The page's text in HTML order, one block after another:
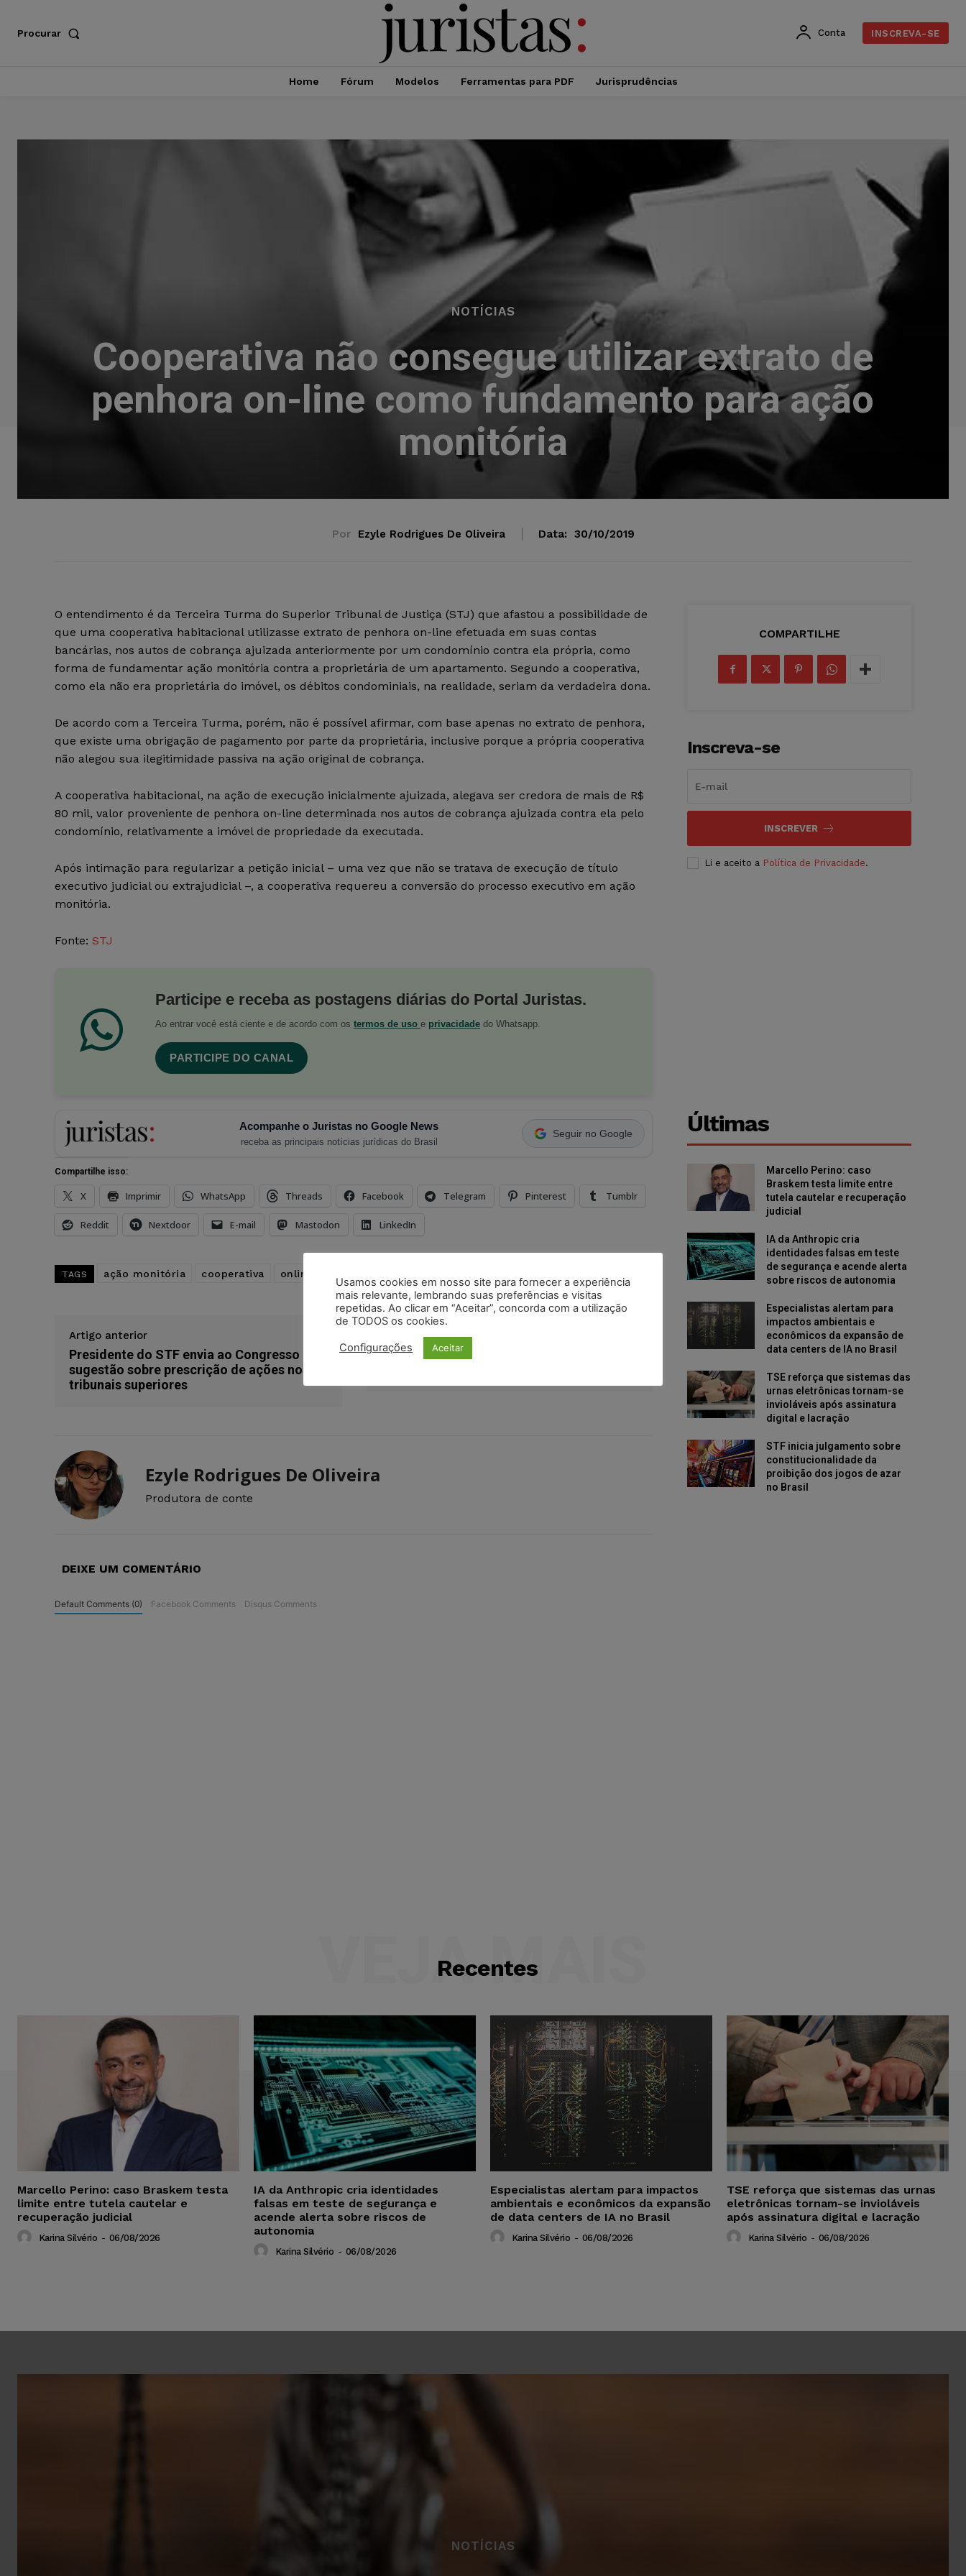
Procurar Conta INSCREVA-SE
Home Fórum Modelos Ferramentas para PDF Jurisprudências
NOTÍCIAS
Cooperativa não consegue utilizar extrato de
penhora on-line como fundamento para ação
monitória
Por Ezyle Rodrigues De Oliveira Data: 30/10/2019
O entendimento é da Terceira Turma do Superior Tribunal de Justiça (STJ) que afastou a possibilidade de
que uma cooperativa habitacional utilizasse extrato de penhora on-line efetuada em suas contas
bancárias, nos autos de cobrança ajuizada anteriormente por um condomínio contra ela própria, como
forma de fundamentar ação monitória contra a proprietária de um apartamento. Segundo a cooperativa,
como ela não era proprietária do imóvel, os débitos condominiais, na realidade, seriam da verdadeira dona.
De acordo com a Terceira Turma, porém, não é possível afirmar, com base apenas no extrato de penhora,
que existe uma obrigação de pagamento por parte da proprietária, inclusive porque a própria cooperativa
não alegou sua ilegitimidade passiva na ação original de cobrança.
A cooperativa habitacional, na ação de execução inicialmente ajuizada, alegava ser credora de mais de R$
80 mil, valor proveniente de penhora on-line determinada nos autos de cobrança ajuizada contra ela pelo
condomínio, relativamente a imóvel de propriedade da executada.
Após intimação para regularizar a petição inicial – uma vez que não se tratava de execução de título
executivo judicial ou extrajudicial –, a cooperativa requereu a conversão do processo executivo em ação
monitória.
Fonte: STJ
Participe e receba as postagens diárias do Portal Juristas.
Ao entrar você está ciente e de acordo com os termos de uso e privacidade do Whatsapp.
PARTICIPE DO CANAL
Acompanhe o Juristas no Google News
receba as principais notícias jurídicas do Brasil
Seguir no Google
Compartilhe isso:
X Imprimir WhatsApp Threads Facebook Telegram Pinterest Tumblr
Reddit Nextdoor E-mail Mastodon LinkedIn
TAGS ação monitória cooperativa online
Artigo anterior
Presidente do STF envia ao Congresso
sugestão sobre prescrição de ações nos
tribunais superiores
Próximo artigo
TRT da 7ª Região (CE) é o primeiro a
Ezyle Rodrigues De Oliveira
Produtora de conte
DEIXE UM COMENTÁRIO
Default Comments (0) Facebook Comments Disqus Comments
COMPARTILHE
Inscreva-se
INSCREVER
Li e aceito a Política de Privacidade.
Últimas
Marcello Perino: caso
Braskem testa limite entre
tutela cautelar e recuperação
judicial
IA da Anthropic cria
identidades falsas em teste
de segurança e acende alerta
sobre riscos de autonomia
Especialistas alertam para
impactos ambientais e
econômicos da expansão de
data centers de IA no Brasil
TSE reforça que sistemas das
urnas eletrônicas tornam-se
invioláveis após assinatura
digital e lacração
STF inicia julgamento sobre
constitucionalidade da
proibição dos jogos de azar
no Brasil
Recentes
VEJA MAIS
Marcello Perino: caso Braskem testa
limite entre tutela cautelar e
recuperação judicial
Karina Silvério - 06/08/2026
IA da Anthropic cria identidades
falsas em teste de segurança e
acende alerta sobre riscos de
autonomia
Karina Silvério - 06/08/2026
Especialistas alertam para impactos
ambientais e econômicos da expansão
de data centers de IA no Brasil
Karina Silvério - 06/08/2026
TSE reforça que sistemas das urnas
eletrônicas tornam-se invioláveis
após assinatura digital e lacração
Karina Silvério - 06/08/2026
Usamos cookies em nosso site para fornecer a experiência
mais relevante, lembrando suas preferências e visitas
repetidas. Ao clicar em “Aceitar”, concorda com a utilização
de TODOS os cookies.
Configurações Aceitar